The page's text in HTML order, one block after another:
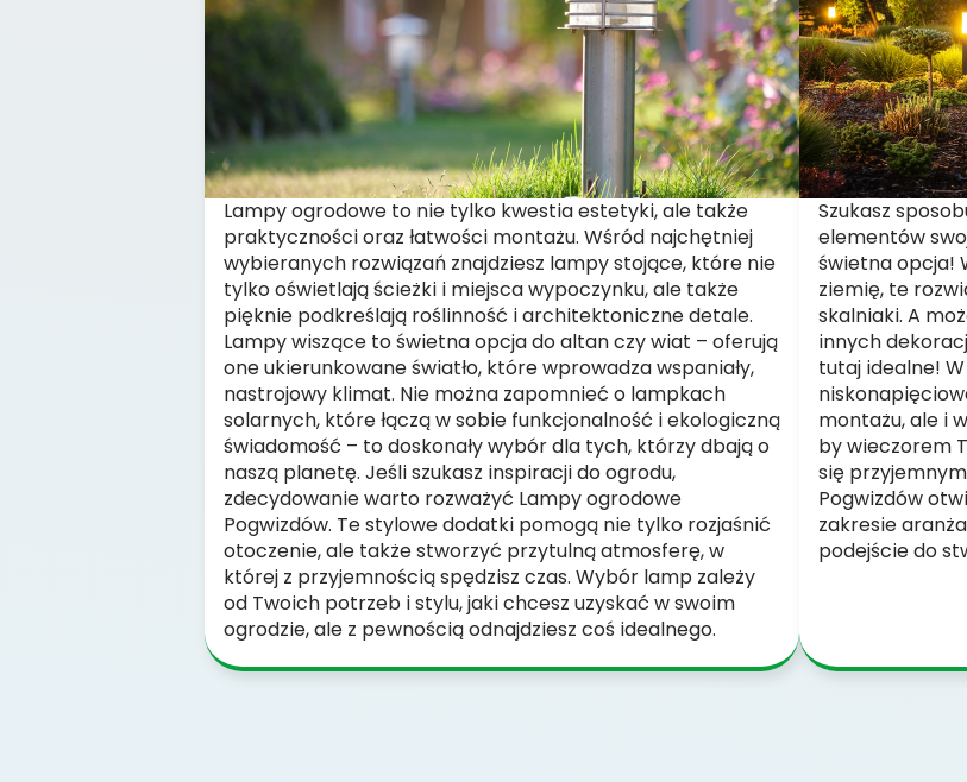
Lampy ogrodowe to nie tylko kwestia estetyki, ale także
praktyczności oraz łatwości montażu. Wśród najchętniej
wybieranych rozwiązań znajdziesz lampy stojące, które nie
tylko oświetlają ścieżki i miejsca wypoczynku, ale także
pięknie podkreślają roślinność i architektoniczne detale.
Lampy wiszące to świetna opcja do altan czy wiat – oferują
one ukierunkowane światło, które wprowadza wspaniały,
nastrojowy klimat. Nie można zapomnieć o lampkach
solarnych, które łączą w sobie funkcjonalność i ekologiczną
świadomość – to doskonały wybór dla tych, którzy dbają o
naszą planetę. Jeśli szukasz inspiracji do ogrodu,
zdecydowanie warto rozważyć Lampy ogrodowe
Pogwizdów. Te stylowe dodatki pomogą nie tylko rozjaśnić
otoczenie, ale także stworzyć przytulną atmosferę, w
której z przyjemnością spędzisz czas. Wybór lamp zależy
od Twoich potrzeb i stylu, jaki chcesz uzyskać w swoim
ogrodzie, ale z pewnością odnajdziesz coś idealnego.
Szukasz
elementów
świetna opcja!
ziemię, te
skalniaki. A
innych
tutaj idealne!
montażu, ale i
by wieczorem
się
Pogwizdów
zakresie
podejście do